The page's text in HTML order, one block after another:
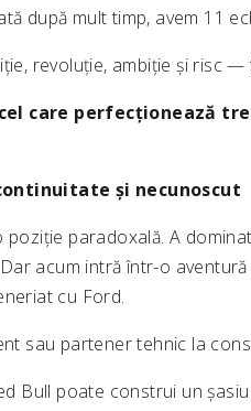
după mult timp, avem 11
revoluție, ambiție și risc
care perfecționează
și necunoscut
poziție paradoxală. A
acum intră într-o
cu Ford.
sau partener tehnic la
Bull poate construi un